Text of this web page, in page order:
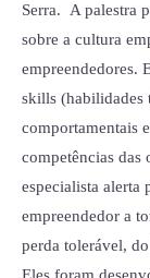
Serra. A palestra
sobre a cultura
empreendedores.
skills (habilidades
comportamentais
competências
especialista alerta
empreendedor a
perda tolerável,